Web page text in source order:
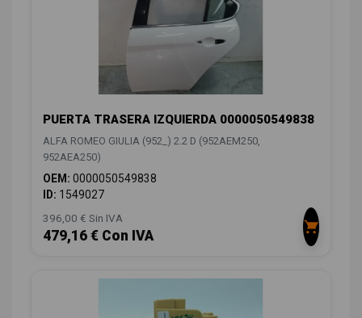
PUERTA TRASERA IZQUIERDA 0000050549838
ALFA ROMEO GIULIA (952_) 2.2 D (952AEM250,
952AEA250)
OEM: 0000050549838
ID: 1549027
396,00 € Sin IVA
479,16 € Con IVA